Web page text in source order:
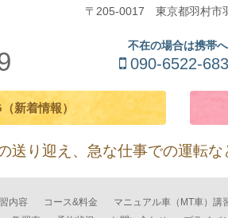
〒205-0017 東京都羽村市
不在の場合は携帯へ
090-6522-
新着情報）
送り迎え、急な仕事での運転な
内容 コース&料金 マニュアル車（MT車）講